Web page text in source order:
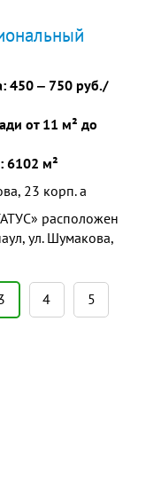
пути
транспортные
вблизи
•
тепло-водо-
аренды не
450 ‒ 750 руб./
от 11 м² до
6102 м²
23 корп. а
расположен
ул. Шумакова,
4 5